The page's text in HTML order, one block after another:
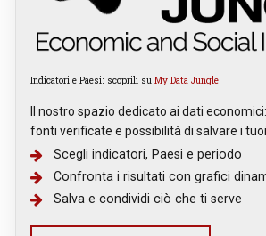
Indicatori e Paesi: scoprili su My Data Jungle
Il nostro spazio dedicato ai dati
fonti verificate e possibilità di salvare i
Scegli indicatori, Paesi e periodo
Confronta i risultati con grafici
Salva e condividi ciò che ti serve